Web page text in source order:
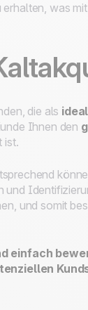
was
die als
Ihnen den
ist.
und
und somit
einfach